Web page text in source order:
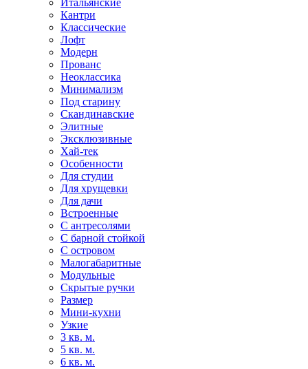
Итальянские
Кантри
Классические
Лофт
Модерн
Прованс
Неоклассика
Минимализм
Под старину
Скандинавские
Элитные
Эксклюзивные
Хай-тек
Особенности
Для студии
Для хрущевки
Для дачи
Встроенные
С антресолями
С барной стойкой
С островом
Малогабаритные
Модульные
Скрытые ручки
Размер
Мини-кухни
Узкие
3 кв. м.
5 кв. м.
6 кв. м.